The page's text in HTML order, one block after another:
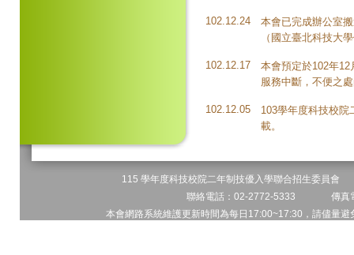
102.12.24
本會已完成辦公室
（國立臺北科技大
102.12.17
本會預定於102年
服務中斷，不便之
102.12.05
103學年度科技校
載。
115 學年度科技校院二年制技優入學聯合招生委員
聯絡電話：02-2772-5333 傳
本會網路系統維護更新時間為每日17:00~17:30，請儘量